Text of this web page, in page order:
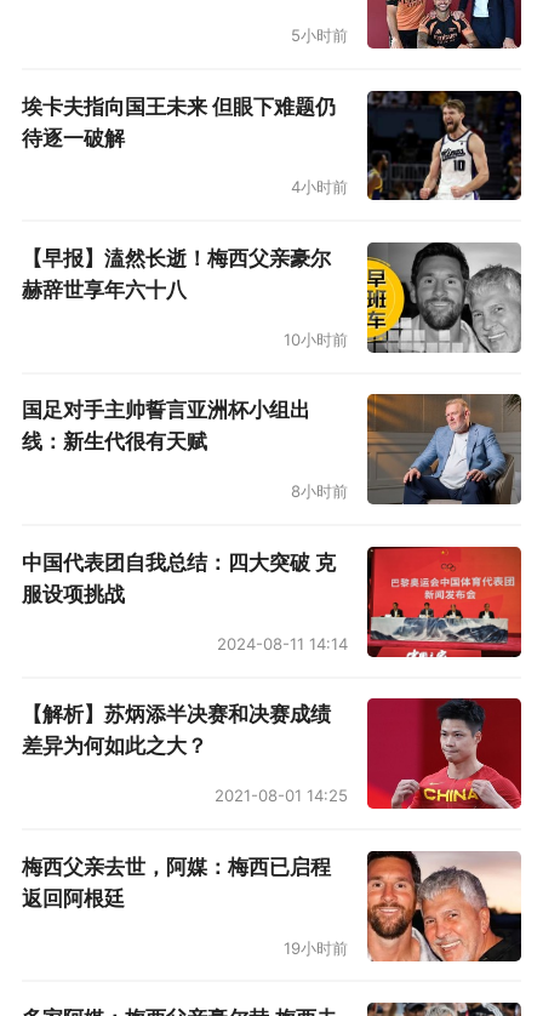
5小时前
埃卡夫指向国王未来 但眼下难题仍
待逐一破解
4小时前
【早报】溘然长逝！梅西父亲豪尔
赫辞世享年六十八
10小时前
国足对手主帅誓言亚洲杯小组出
线：新生代很有天赋
8小时前
中国代表团自我总结：四大突破 克
服设项挑战
2024-08-11 14:14
【解析】苏炳添半决赛和决赛成绩
差异为何如此之大？
2021-08-01 14:25
梅西父亲去世，阿媒：梅西已启程
返回阿根廷
19小时前